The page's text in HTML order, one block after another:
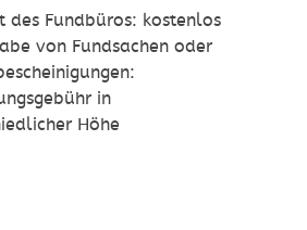
des Fundbüros: kostenlos
von Fundsachen oder
in
Höhe